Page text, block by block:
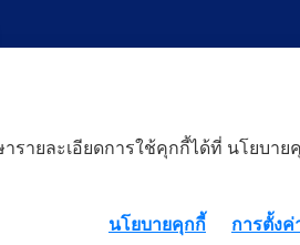
รายละเอียดการใช้คุกกี้ได้ที่ นโยบาย
นโยบายคุกกี้ การตั้งค่